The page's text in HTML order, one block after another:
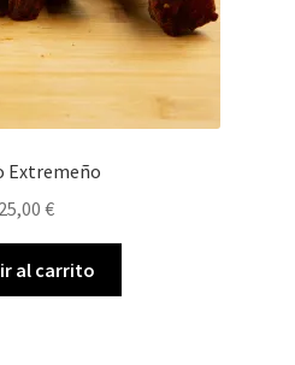
Extremeño
25,00 €
al carrito